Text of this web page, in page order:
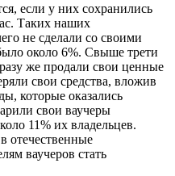
если у них сохранились
Таких наших
не сделали со своими
около 6%. Свыше трети
же продали свои ценные
свои средства, вложив
которые оказались
свои ваучеры
11% их владельцев.
отечественные
ваучеров стать